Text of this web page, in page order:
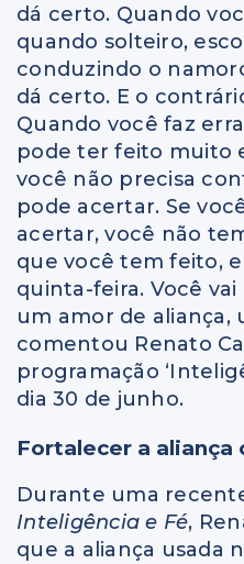
dá certo. Quando
quando solteiro,
conduzindo o
dá certo. E o
Quando você faz
pode ter feito muito
você não precisa
pode acertar. Se
acertar, você não
que você tem feito,
quinta-feira. Você
um amor de aliança,
comentou Renato
programação
dia 30 de junho.
Fortalecer a aliança
Durante uma
Inteligência e Fé,
que a aliança usada